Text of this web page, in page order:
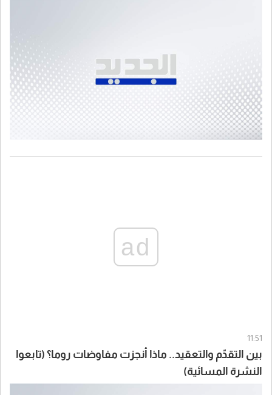
ad
11:51
بين التقدّم والتعقيد.. ماذا أنجزت مفاوضات روما؟ (تابعوا
النشرة المسائية)